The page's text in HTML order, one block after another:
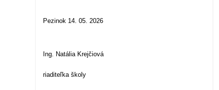
Pezinok 14. 05. 2026
Ing. Natália Krejčiová
riaditeľka školy